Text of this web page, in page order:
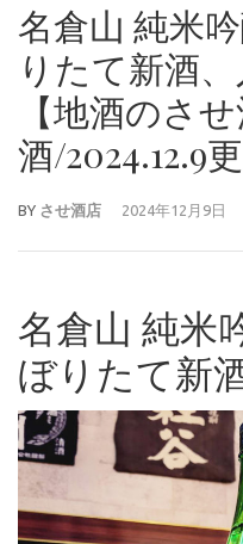
名倉山 純米
りたて新酒
【地酒のさ
酒/2024.12.9更
BY させ酒店 2024年12月9日
名倉山 純米
ぼりたて新